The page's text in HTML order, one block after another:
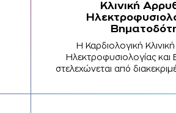
Κλινική
Η Καρδιολογική
Ηλεκτροφυσιολογίας
στελεχώνεται από